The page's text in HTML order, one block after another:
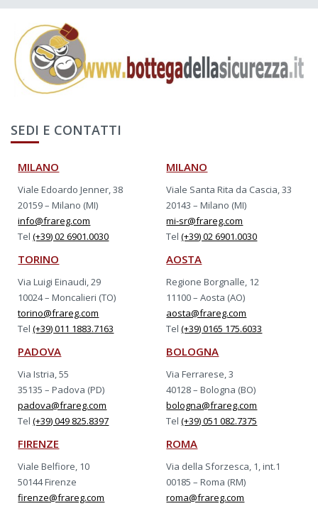
SEDI E CONTATTI
MILANO
Viale Edoardo Jenner, 38
20159 – Milano (MI)
info@frareg.com
Tel(+39) 02 6901.0030
MILANO
Viale Santa Rita da Cascia, 33
20143 – Milano (MI)
mi-sr@frareg.com
Tel(+39) 02 6901.0030
TORINO
Via Luigi Einaudi, 29
10024 – Moncalieri (TO)
torino@frareg.com
Tel(+39) 011 1883.7163
AOSTA
Regione Borgnalle, 12
11100 – Aosta (AO)
aosta@frareg.com
Tel(+39) 0165 175.6033
PADOVA
Via Istria, 55
35135 – Padova (PD)
padova@frareg.com
Tel(+39) 049 825.8397
BOLOGNA
Via Ferrarese, 3
40128 – Bologna (BO)
bologna@frareg.com
Tel(+39) 051 082.7375
FIRENZE
Viale Belfiore, 10
50144 Firenze
firenze@frareg.com
ROMA
Via della Sforzesca, 1, int.1
00185 – Roma (RM)
roma@frareg.com